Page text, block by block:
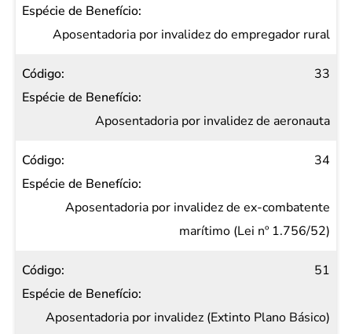
Aposentadoria por invalidez do empregador rural
33
Aposentadoria por invalidez de aeronauta
34
Aposentadoria por invalidez de ex-combatente
marítimo (Lei nº 1.756/52)
51
Aposentadoria por invalidez (Extinto Plano Básico)